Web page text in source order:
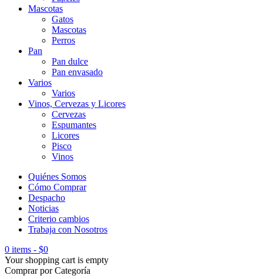
Mascotas
Gatos
Mascotas
Perros
Pan
Pan dulce
Pan envasado
Varios
Varios
Vinos, Cervezas y Licores
Cervezas
Espumantes
Licores
Pisco
Vinos
Quiénes Somos
Cómo Comprar
Despacho
Noticias
Criterio cambios
Trabaja con Nosotros
0 items - $0
Your shopping cart is empty
Comprar por Categoría